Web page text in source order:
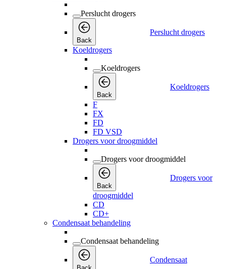
Perslucht drogers
Back
Perslucht drogers
Koeldrogers
Koeldrogers
Back
Koeldrogers
F
FX
FD
FD VSD
Drogers voor droogmiddel
Drogers voor droogmiddel
Back
Drogers voor
droogmiddel
CD
CD+
Condensaat behandeling
Condensaat behandeling
Condensaat